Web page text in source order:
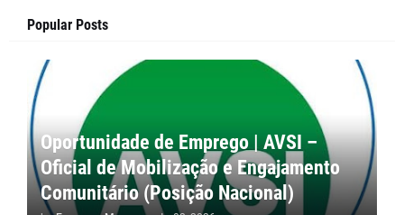
Popular Posts
Oportunidade de Emprego | AVSI –
Oficial de Mobilização e Engajamento
Comunitário (Posição Nacional)